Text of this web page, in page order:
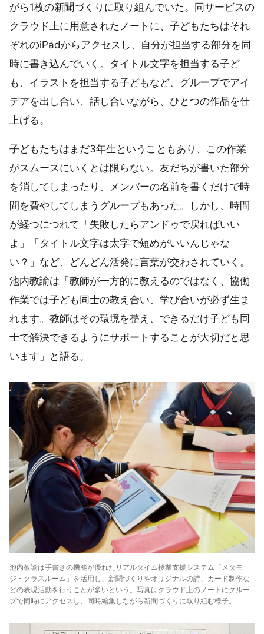
がら1枚の新聞づくりに取り組んでいた。同サービスの
クラウド上に用意されたノートに、子どもたちはそれ
ぞれのiPadからアクセスし、自分が担当する部分を同
時に書き込んでいく。タイトル文字を担当する子ど
も、イラストを担当する子どもなど、グループでアイ
デアを出し合い、話し合いながら、ひとつの作品を仕
上げる。
子どもたちはまだ3年生ということもあり、この作業
がスムースにいくとは限らない。友だちが書いた部分
を消してしまったり、メンバーの名前を書くだけで時
間を費やしてしまうグループもあった。しかし、時間
が経つにつれて「失敗したらアンドゥで戻ればいい
よ」「タイトル文字は太字で短めがいいんじゃな
い？」など、どんどん活発に言葉が交わされていく。
池内教諭は「教師が一方的に教えるのではなく、協働
作業では子ども同士の教え合い、学び合いが必ず生ま
れます。教師はその環境を整え、できるだけ子ども同
士で解決できるようにサポートすることが大切だと思
います」と語る。
池内教諭は手書きの機能が優れたリアルタイム授業支援システム「メタモ
ジ・クラスルーム」を活用し、新聞づくりやオリジナルの詩、カード制作な
どの表現活動を行うことが多いという。写真はクラウド上のノートにグルー
プで同時にアクセスし、同時編集しながら新聞づくりに取り組む様子。